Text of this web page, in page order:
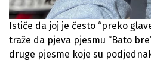
Ističe da joj je često “preko
traže da pjeva pjesmu “Bato
druge pjesme koje su